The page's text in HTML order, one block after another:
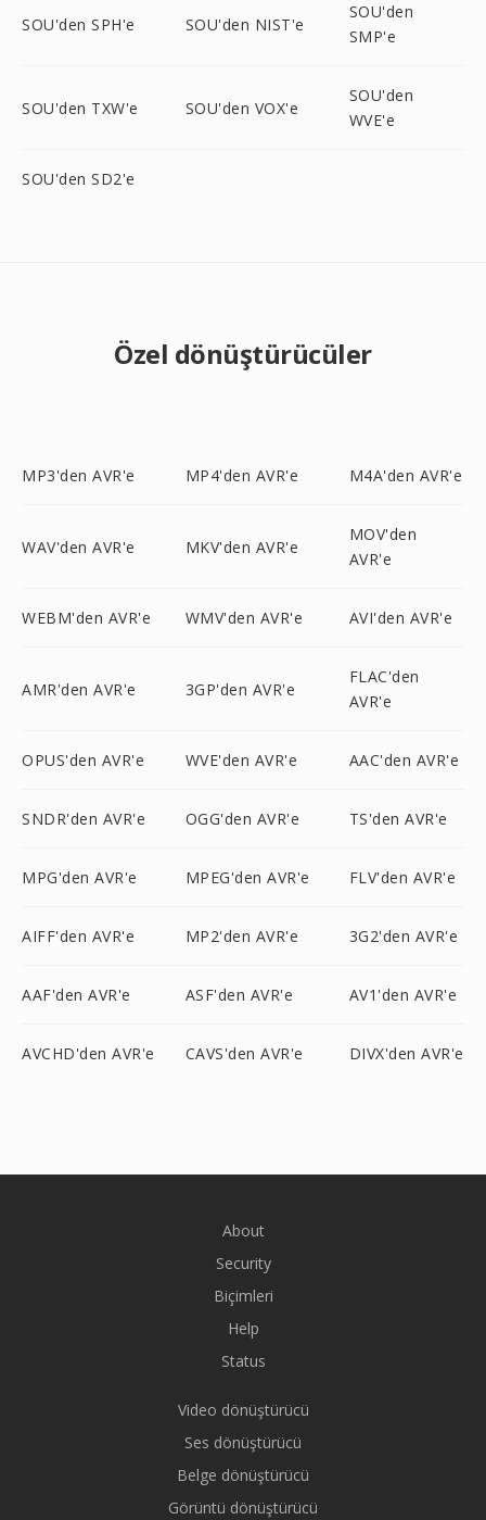
SOU'den SPH'e SOU'den NIST'e
SOU'den
SMP'e
SOU'den TXW'e SOU'den VOX'e
SOU'den
WVE'e
SOU'den SD2'e
Özel dönüştürücüler
MP3'den AVR'e MP4'den AVR'e M4A'den AVR'e
WAV'den AVR'e MKV'den AVR'e
MOV'den
AVR'e
WEBM'den AVR'e WMV'den AVR'e AVI'den AVR'e
AMR'den AVR'e 3GP'den AVR'e
FLAC'den
AVR'e
OPUS'den AVR'e WVE'den AVR'e AAC'den AVR'e
SNDR'den AVR'e OGG'den AVR'e TS'den AVR'e
MPG'den AVR'e MPEG'den AVR'e FLV'den AVR'e
AIFF'den AVR'e MP2'den AVR'e 3G2'den AVR'e
AAF'den AVR'e ASF'den AVR'e AV1'den AVR'e
AVCHD'den AVR'e CAVS'den AVR'e DIVX'den AVR'e
About
Security
Biçimleri
Help
Status
Video dönüştürücü
Ses dönüştürücü
Belge dönüştürücü
Görüntü dönüştürücü